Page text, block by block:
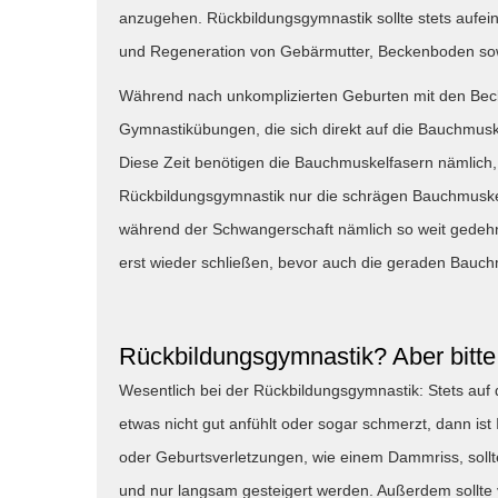
anzugehen. Rückbildungsgymnastik sollte stets
und Regeneration von Gebärmutter, Beckenboden
Während nach unkomplizierten Geburten mit den
Gymnastikübungen, die sich direkt auf die
Diese Zeit benötigen die Bauchmuskelfasern
Rückbildungsgymnastik nur die schrägen
während der Schwangerschaft nämlich so weit
erst wieder schließen, bevor auch die geraden
Rückbildungsgymnastik? Aber
Wesentlich bei der Rückbildungsgymnastik: Stets
etwas nicht gut anfühlt oder sogar schmerzt, dann
oder Geburtsverletzungen, wie einem Dammriss,
und nur langsam gesteigert werden. Außerdem